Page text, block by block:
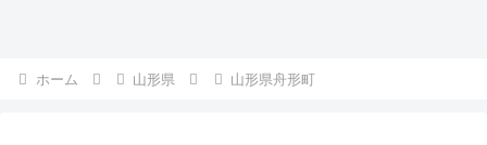
ホーム 山形県 山形県舟形町